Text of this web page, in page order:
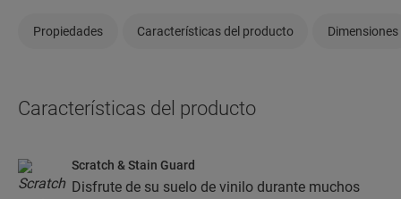
Propiedades Características del producto Dimensiones
Características del producto
Scratch & Stain Guard
Disfrute de su suelo de vinilo durante muchos